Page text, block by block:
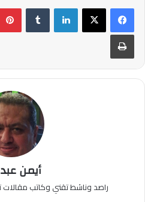
لينكدإن
طباعة
أيمن
راصد وناشط تقني وكاتب